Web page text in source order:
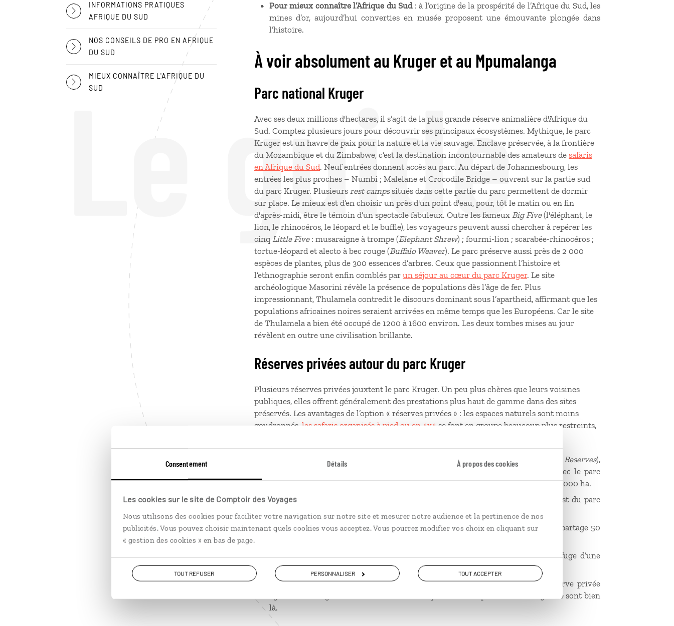
Consentement Détails À propos des cookies
Les cookies sur le site de Comptoir des Voyages
Nous utilisons des cookies pour faciliter votre navigation sur notre site et mesurer notre audience et la pertinence de nos
publicités. Vous pouvez choisir maintenant quels cookies vous acceptez. Vous pourrez modifier vos choix en cliquant sur
« gestion des cookies » en bas de page.
TOUT REFUSER PERSONNALISER TOUT ACCEPTER
Le guide
INFORMATIONS PRATIQUES
AFRIQUE DU SUD
NOS CONSEILS DE PRO EN AFRIQUE
DU SUD
MIEUX CONNAÎTRE L'AFRIQUE DU
SUD
Pour mieux connaître l’Afrique du Sud: à l’origine de la prospérité de l’Afrique du Sud, les
mines d’or, aujourd’hui converties en musée proposent une émouvante plongée dans
l’histoire.
À voir absolument au Kruger et au Mpumalanga
Parc national Kruger
Avec ses deux millions d'hectares, il s’agit de la plus grande réserve animalière d'Afrique du
Sud. Comptez plusieurs jours pour découvrir ses principaux écosystèmes. Mythique, le parc
Kruger est un havre de paix pour la nature et la vie sauvage. Enclave préservée, à la frontière
du Mozambique et du Zimbabwe, c’est la destination incontournable des amateurs de safaris
en Afrique du Sud. Neuf entrées donnent accès au parc. Au départ de Johannesbourg, les
entrées les plus proches – Numbi ; Malelane et Crocodile Bridge – ouvrent sur la partie sud
du parc Kruger. Plusieurs rest campssitués dans cette partie du parc permettent de dormir
sur place. Le mieux est d’en choisir un près d'un point d'eau, pour, tôt le matin ou en fin
d'après-midi, être le témoin d’un spectacle fabuleux. Outre les fameux Big Five(l'éléphant, le
lion, le rhinocéros, le léopard et le buffle), les voyageurs peuvent aussi chercher à repérer les
cinq Little Five: musaraigne à trompe (Elephant Shrew) ; fourmi-lion ; scarabée-rhinocéros ;
tortue-léopard et alecto à bec rouge (Buffalo Weaver). Le parc préserve aussi près de 2 000
espèces de plantes, plus de 300 essences d’arbres. Ceux que passionnent l’histoire et
l’ethnographie seront enfin comblés par un séjour au cœur du parc Kruger. Le site
archéologique Masorini révèle la présence de populations dès l’âge de fer. Plus
impressionnant, Thulamela contredit le discours dominant sous l’apartheid, affirmant que les
populations africaines noires seraient arrivées en même temps que les Européens. Car le site
de Thulamela a bien été occupé de 1200 à 1600 environ. Les deux tombes mises au jour
révèlent en outre une civilisation brillante.
Réserves privées autour du parc Kruger
Plusieurs réserves privées jouxtent le parc Kruger. Un peu plus chères que leurs voisines
publiques, elles offrent généralement des prestations plus haut de gamme dans des sites
préservés. Les avantages de l’option « réserves privées » : les espaces naturels sont moins
goudronnés, les safaris organisés à pied ou en 4x4 se font en groupe beaucoup plus restreints,
Balule : Cette réserve est intégrée au réseau APNR ( Associated Private Nature Reserves),
un collectif de réserves privées qui partagent une frontière non clôturée avec le parc
national Kruger. Balule est située près de la ville de Hoedspruit et s’étend sur 42 000 ha.
Manyeleti : Moins connue que Sabi Sand, cet écrin de 23 000 ha situé à l’ouest du parc
Kruger est réputé pour ses lions et léopards.
Sabi Sand : Autre site d’observation pour les léopards, la réserve de Sabi Sand partage 50
Thornybush : Intégrée au réseau APNR, la réserve de Thornybush est le refuge d’une
faune variée, dont les fameuxBig Five
Timbavati : Les lions blancs qui ont fait la réputation de Timbavati – réserve privée
Big Fivesont bien
là.